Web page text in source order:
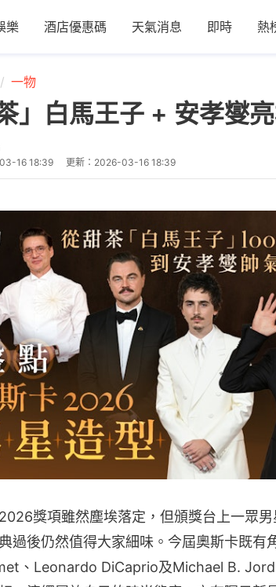
樂 酒店優惠碼 天氣消息 即時 熱
一物
茶」白馬王子 + 安孝燮
16 18:39 更新： 2026-03-16 18:39
獎項雖然塵埃落定，但頒獎台上一眾
過後仍然值得大家細味。今屆奧斯卡既有
、Leonardo DiCaprio及Michael B.